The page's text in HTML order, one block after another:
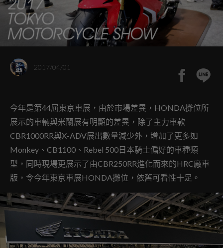
2017/04/01
今年是第44屆東京車展，由於市場差異，HONDA攤位所
展示的車輛與米蘭展有明顯的差異，除了主力車款
CBR1000RR與X-ADV展出數量減少外，增加了更多如
Monkey、CB1100、Rebel 500日本騎士偏好的車種類
型，同時現場更展示了由CBR250RR進化而來的HRC廠車
版，令今年東京車展HONDA攤位，依舊可看性十足。